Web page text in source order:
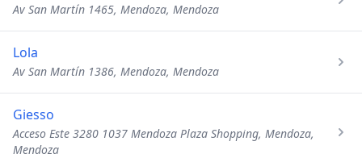
Av San Martín 1465, Mendoza, Mendoza
Lola
Av San Martín 1386, Mendoza, Mendoza
Giesso
Acceso Este 3280 1037 Mendoza Plaza Shopping, Mendoza,
Mendoza